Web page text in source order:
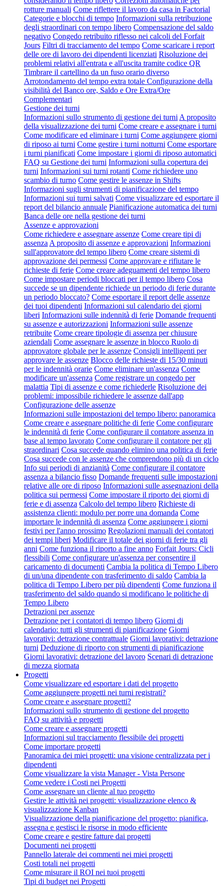
rotture manuali Come riflettere il lavoro da casa in Factorial
Categorie e blocchi di tempo Informazioni sulla retribuzione
degli straordinari con tempo libero Compensazione del saldo
negativo Congedo retribuito riflesso nei calcoli del Forfait
Jours Filtri di tracciamento del tempo Come scaricare i report
delle ore di lavoro dei dipendenti licenziati Risoluzione dei
problemi relativi all'entrata e all'uscita tramite codice QR
Timbrare il cartellino da un fuso orario diverso
Arrotondamento del tempo extra totale Configurazione della
visibilità del Banco ore, Saldo e Ore Extra/Ore
Complementari
Gestione dei turni
Informazioni sullo strumento di gestione dei turni A proposito
della visualizzazione dei turni Come creare e assegnare i turni
Come modificare ed eliminare i turni Come aggiungere giorni
di riposo ai turni Come gestire i turni notturni Come esportare
i turni pianificati Come impostare i giorni di riposo automatici
FAQ su Gestione dei turni Informazioni sulla copertura dei
turni Informazioni sui turni rotanti Come richiedere uno
scambio di turno Come gestire le assenze in Shifts
Informazioni sugli strumenti di pianificazione del tempo
Informazioni sui turni salvati Come visualizzare ed esportare il
report del bilancio annuale Pianificazione automatica dei turni
Banca delle ore nella gestione dei turni
Assenze e approvazioni
Come richiedere e assegnare assenze Come creare tipi di
assenza A proposito di assenze e approvazioni Informazioni
sull'approvatore del tempo libero Come creare sistemi di
approvazione dei permessi Come approvare e rifiutare le
richieste di ferie Come creare adeguamenti del tempo libero
Come impostare periodi bloccati per il tempo libero Cosa
succede se un dipendente richiede un periodo di ferie durante
un periodo bloccato? Come esportare il report delle assenze
dei tuoi dipendenti Informazioni sul calendario dei giorni
liberi Informazioni sulle indennità di ferie Domande frequenti
su assenze e autorizzazioni Informazioni sulle assenze
retribuite Come creare tipologie di assenza per chiusure
aziendali Come assegnare le assenze in blocco Ruolo di
approvatore globale per le assenze Consigli intelligenti per
approvare le assenze Blocco delle richieste di 15/30 minuti
per le indennità orarie Come eliminare un'assenza Come
modificare un'assenza Come registrare un congedo per
malattia Tipi di assenze e come richiederle Risoluzione dei
problemi: impossibile richiedere le assenze dall'app
Configurazione delle assenze
Informazioni sulle impostazioni del tempo libero: panoramica
Come creare e assegnare politiche di ferie Come configurare
le indennità di ferie Come configurare il contatore assenza in
base al tempo lavorato Come configurare il contatore per gli
straordinari Cosa succede quando elimino una politica di ferie
Cosa succede con le assenze che comprendono più di un ciclo
Info sui periodi di anzianità Come configurare il contatore
assenza a bilancio fisso Domande frequenti sulle impostazioni
relative alle ore di riposo Informazioni sulle assegnazioni della
politica sui permessi Come impostare il riporto dei giorni di
ferie e di assenza Calcolo del tempo libero Richieste di
assistenza clienti: modulo per porre una domanda Come
importare le indennità di assenza Come aggiungere i giorni
festivi per l'anno prossimo Regolazioni manuali dei contatori
dei tempi liberi Modificare il totale dei giorni di ferie tra gli
anni Come funziona il riporto a fine anno Forfait Jours: Cicli
flessibili Come configurare un'assenza per consentire il
caricamento di documenti Cambia la politica di Tempo Libero
di un/una dipendente con trasferimento di saldo Cambia la
politica di Tempo Libero per più dipendenti Come funziona il
trasferimento del saldo quando si modificano le politiche di
Tempo Libero
Detrazioni per assenze
Detrazione per i contatori di tempo libero Giorni di
calendario: tutti gli strumenti di pianificazione Giorni
lavorativi: detrazione contrattuale Giorni lavorativi: detrazione
turni Deduzione di riporto con strumenti di pianificazione
Giorni lavorativi: detrazione del lavoro Scenari di detrazione
di mezza giornata
Progetti
Come visualizzare ed esportare i dati del progetto
Come aggiungere progetti nei turni registrati?
Come creare e assegnare progetti?
Informazioni sullo strumento di gestione del progetto
FAQ su attività e progetti
Come creare e assegnare progetti
Informazioni sul tracciamento flessibile dei progetti
Come importare progetti
Panoramica dei miei progetti: una visione centralizzata per i
dipendenti
Come visualizzare la vista Manager - Vista Persone
Come vedere i Costi nei Progetti
Come assegnare un cliente al tuo progetto
Gestire le attività nei progetti: visualizzazione elenco &
visualizzazione Kanban
Visualizzazione della pianificazione del progetto: pianifica,
assegna e gestisci le risorse in modo efficiente
Come creare e gestire fatture dai progetti
Documenti nei progetti
Pannello laterale dei commenti nei miei progetti
Costi totali nei progetti
Come misurare il ROI nei tuoi progetti
Tipi di budget nei Progetti